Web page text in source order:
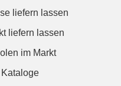
liefern lassen
liefern lassen
im Markt